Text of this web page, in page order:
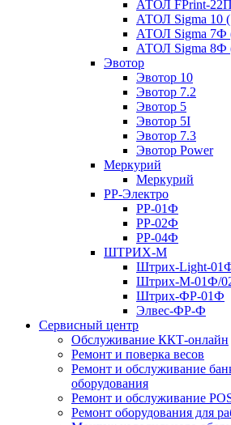
АТОЛ FPrint-
АТОЛ Sigma 10
АТОЛ Sigma 7Ф
АТОЛ Sigma 8Ф
Эвотор
Эвотор 10
Эвотор 7.2
Эвотор 5
Эвотор 5I
Эвотор 7.3
Эвотор Power
Меркурий
Меркурий
РР-Электро
РР-01Ф
РР-02Ф
РР-04Ф
ШТРИХ-М
Штрих-Light-
Штрих-М-01Ф/
Штрих-ФР-01Ф
Элвес-ФР-Ф
Сервисный центр
Обслуживание ККТ-онлайн
Ремонт и поверка весов
Ремонт и обслуживание
оборудования
Ремонт и обслуживание
Ремонт оборудования для